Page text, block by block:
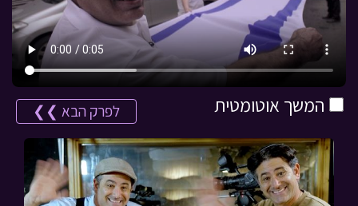
המשך אוטומטית לפרק הבא ❯❯